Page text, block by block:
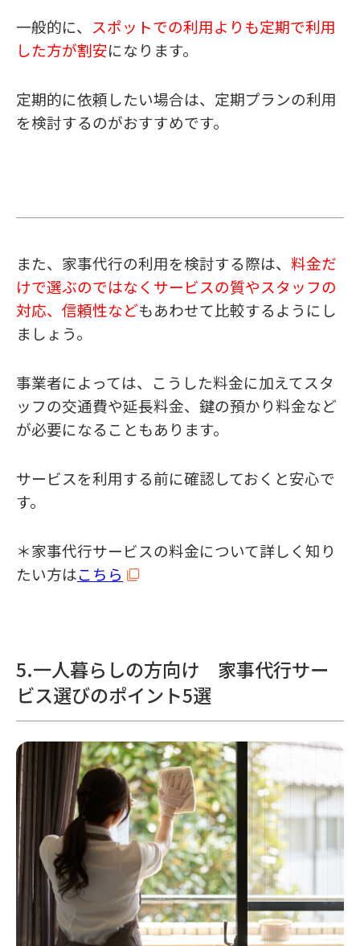
一般的に、 スポットでの利用よりも定期で利用
した方が割安になります。
定期的に依頼したい場合は、定期プランの利用
を検討するのがおすすめです。
また、家事代行の利用を検討する際は、 料金だ
けで選ぶのではなくサービスの質やスタッフの
対応、信頼性などもあわせて比較するようにし
ましょう。
事業者によっては、こうした料金に加えてスタ
ッフの交通費や延長料金、鍵の預かり料金など
が必要になることもあります。
サービスを利用する前に確認しておくと安心で
す。
＊家事代行サービスの料金について詳しく知り
たい方はこちら
5.一人暮らしの方向け 家事代行サー
ビス選びのポイント5選